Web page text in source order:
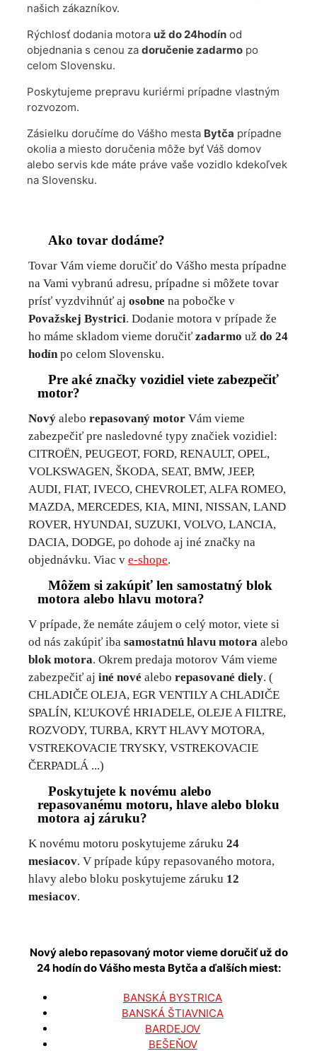
našich zákazníkov.
Rýchlosť dodania motora už do 24hodín od
objednania s cenou za doručenie zadarmo po
celom Slovensku.
Poskytujeme prepravu kuriérmi prípadne vlastným
rozvozom.
Zásielku doručíme do Vášho mesta Bytča prípadne
okolia a miesto doručenia môže byť Váš domov
alebo servis kde máte práve vaše vozidlo kdekoľvek
na Slovensku.
Ako tovar dodáme?
Tovar Vám vieme doručiť do Vášho mesta prípadne
na Vami vybranú adresu, prípadne si môžete tovar
prísť vyzdvihnúť aj osobne na pobočke v
Považskej Bystrici. Dodanie motora v prípade že
ho máme skladom vieme doručiť zadarmo už do 24
hodín po celom Slovensku.
Pre aké značky vozidiel viete zabezpečiť
motor?
Nový alebo repasovaný motor Vám vieme
zabezpečiť pre nasledovné typy značiek vozidiel:
CITROËN, PEUGEOT, FORD, RENAULT, OPEL,
VOLKSWAGEN, ŠKODA, SEAT, BMW, JEEP,
AUDI, FIAT, IVECO, CHEVROLET, ALFA ROMEO,
MAZDA, MERCEDES, KIA, MINI, NISSAN, LAND
ROVER, HYUNDAI, SUZUKI, VOLVO, LANCIA,
DACIA, DODGE, po dohode aj iné značky na
objednávku. Viac v e-shope.
Môžem si zakúpiť len samostatný blok
motora alebo hlavu motora?
V prípade, že nemáte záujem o celý motor, viete si
od nás zakúpiť iba samostatnú hlavu motora alebo
blok motora. Okrem predaja motorov Vám vieme
zabezpečiť aj iné nové alebo repasované diely. (
CHLADIČE OLEJA, EGR VENTILY A CHLADIČE
SPALÍN, KĽUKOVÉ HRIADELE, OLEJE A FILTRE,
ROZVODY, TURBA, KRYT HLAVY MOTORA,
VSTREKOVACIE TRYSKY, VSTREKOVACIE
ČERPADLÁ ...)
Poskytujete k novému alebo
repasovanému motoru, hlave alebo bloku
motora aj záruku?
K novému motoru poskytujeme záruku 24
mesiacov. V prípade kúpy repasovaného motora,
hlavy alebo bloku poskytujeme záruku 12
mesiacov.
Nový alebo repasovaný motor vieme doručiť už do
24 hodín do Vášho mesta Bytča a ďalších miest:
BANSKÁ BYSTRICA
BANSKÁ ŠTIAVNICA
BARDEJOV
BEŠEŇOV